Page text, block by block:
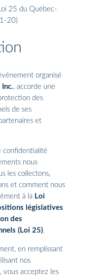
25 du Québec-
20)
organisé
, accorde une
des
de ses
et
confidentialité
nous
les collectons,
et comment nous
à la Loi
législatives
des
(Loi 25).
en remplissant
nos
vous acceptez les